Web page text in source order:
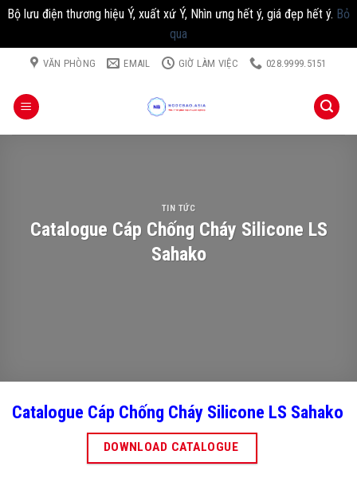
Bộ lưu điện thương hiệu Ý, xuất xứ Ý, Nhìn ưng hết ý, giá đẹp hết ý. Bỏ
qua
Chuyển
dung
VĂN PHÒNG EMAIL GIỜ LÀM VIỆC 028.9999.5151
TIN TỨC
Catalogue Cáp Chống Cháy Silicone LS
Sahako
Catalogue Cáp Chống Cháy Silicone LS Sahako
DOWNLOAD CATALOGUE